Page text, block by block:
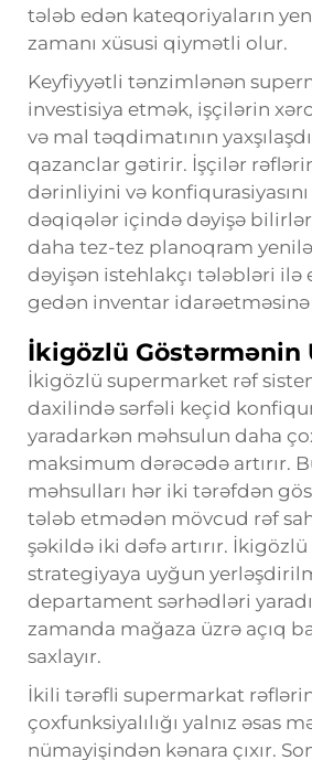
tələb edən kateqoriyaların
zamanı xüsusi qiymətli olur.
Keyfiyyətli tənzimlənən
investisiya etmək, işçilərin
və mal təqdimatının
qazanclar gətirir. İşçilər
dərinliyini və
dəqiqələr içində dəyişə
daha tez-tez planoqram
dəyişən istehlakçı tələbləri ilə
gedən inventar
İkigözlü
İkigözlü supermarket rəf
daxilində sərfəli keçid
yaradarkən məhsulun daha
maksimum dərəcədə artırır.
məhsulları hər iki tərəfdən
tələb etmədən mövcud rəf
şəkildə iki dəfə artırır.
strategiyaya uyğun
departament sərhədləri
zamanda mağaza üzrə açıq
saxlayır.
İkili tərəfli supermarkat
çoxfunksiyalılığı yalnız əsas
nümayişindən kənara çıxır.